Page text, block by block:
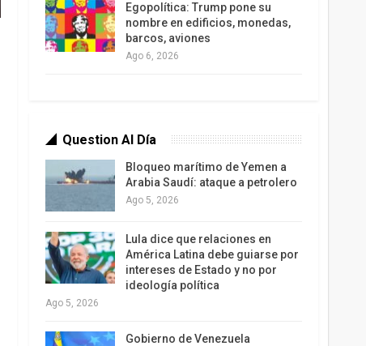
Egopolítica: Trump pone su
nombre en edificios, monedas,
barcos, aviones
Ago 6, 2026
Question Al Día
Bloqueo marítimo de Yemen a
Arabia Saudí: ataque a petrolero
Ago 5, 2026
Lula dice que relaciones en
América Latina debe guiarse por
intereses de Estado y no por
ideología política
Ago 5, 2026
Gobierno de Venezuela